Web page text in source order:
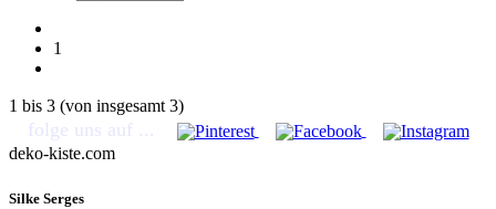
1
1 bis 3 (von insgesamt 3)
folge uns auf ...
deko-kiste.com
Silke Serges